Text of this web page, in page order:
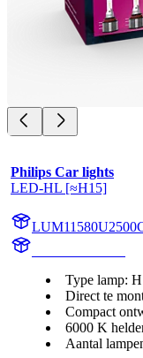
Philips Car lights
LED-HL [≈H15]
Type lamp:
Direct te
Compact
6000 K
Aantal